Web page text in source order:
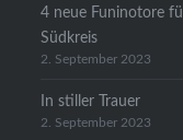
4 neue Funinotore
Südkreis
2. September 2023
In stiller Trauer
2. September 2023